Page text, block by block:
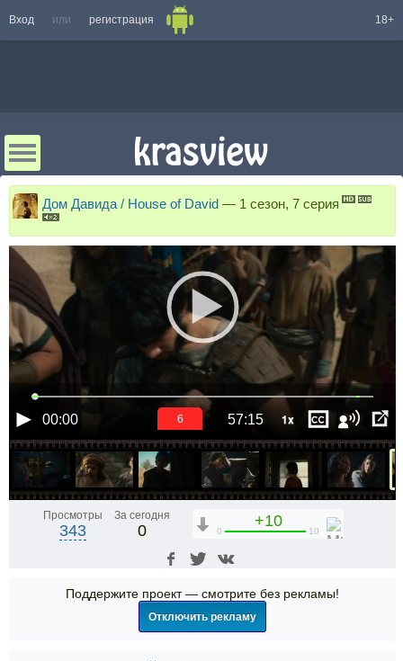
Вход или регистрация 18+
Дом Давида / House of David — 1 сезон, 7 серия
00:00 57:15 1x
5
Просмотры
343
За сегодня
0
+10
0 10
Поддержите проект — смотрите без рекламы!
Отключить рекламу